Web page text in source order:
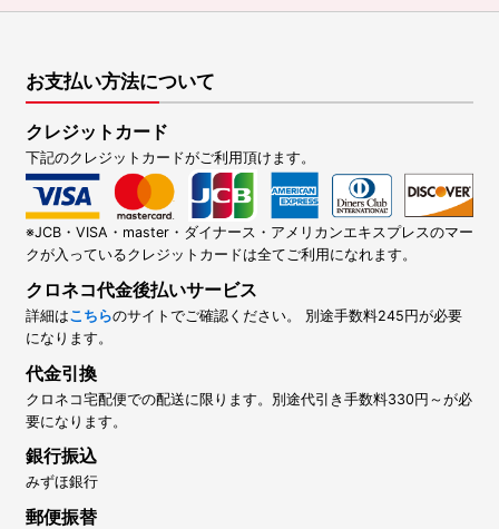
お支払い方法について
クレジットカード
下記のクレジットカードがご利用頂けます。
※JCB・VISA・master・ダイナース・アメリカンエキスプレスのマー
クが入っているクレジットカードは全てご利用になれます。
クロネコ代金後払いサービス
詳細はこちらのサイトでご確認ください。 別途手数料245円が必要
になります。
代金引換
クロネコ宅配便での配送に限ります。別途代引き手数料330円～が必
要になります。
銀行振込
みずほ銀行
郵便振替